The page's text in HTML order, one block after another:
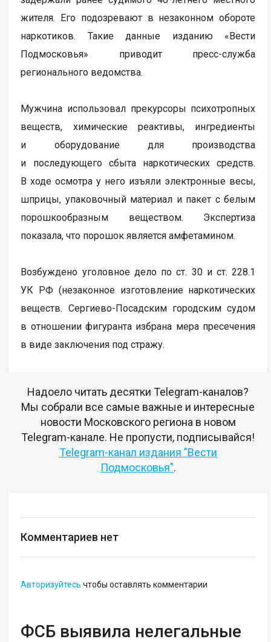
жителя. Его подозревают в незаконном обороте
наркотиков. Такие данные изданию «Вести
Подмосковья» приводит пресс-служба
регионального ведомства.
Мужчина использовал прекурсоры психотропных
веществ, химические реактивы, ингредиенты
и оборудование для производства
и последующего сбыта наркотических средств.
В ходе осмотра у него изъяли электронные весы,
шприцы, упаковочный материал и пакет с белым
порошкообразным веществом. Экспертиза
показала, что порошок является амфетамином.
Возбуждено уголовное дело по ст. 30 и ст. 228.1
УК РФ (незаконное изготовление наркотических
веществ. Сергиево-Посадским городским судом
в отношении фигуранта избрана мера пресечения
в виде заключения под стражу.
Надоело читать десятки Telegram-каналов?
Мы собрали все самые важные и интересные
новости Московского региона в новом
Telegram-канале. Не пропусти, подписывайся!
Telegram-канал издания "Вести
Подмосковья".
Комментариев нет
Авторизуйтесь чтобы оставлять комментарии
ФСБ выявила нелегальные